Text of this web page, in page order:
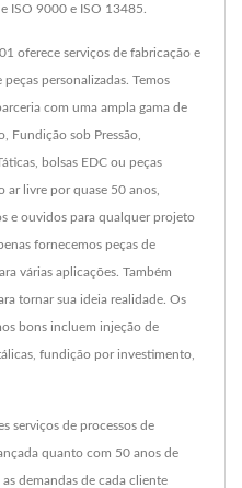
ISO 9000 e ISO 13485.
oferece serviços de fabricação e
personalizadas. Temos
com uma ampla gama de
Fundição sob Pressão,
bolsas EDC ou peças
ar livre por quase 50 anos,
e ouvidos para qualquer projeto
fornecemos peças de
várias aplicações. Também
tornar sua ideia realidade. Os
bons incluem injeção de
fundição por investimento,
serviços de processos de
quanto com 50 anos de
demandas de cada cliente